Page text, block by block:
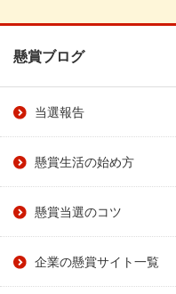
懸賞ブログ
当選報告
懸賞生活の始め方
懸賞当選のコツ
企業の懸賞サイト一覧